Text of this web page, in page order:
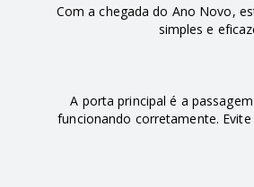
Com a chegada do Ano Novo,
simples e
A porta principal é a
funcionando corretamente.